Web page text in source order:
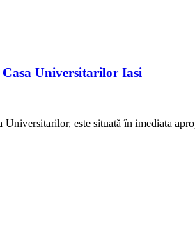
Universitarilor Iasi
este situată în imediata